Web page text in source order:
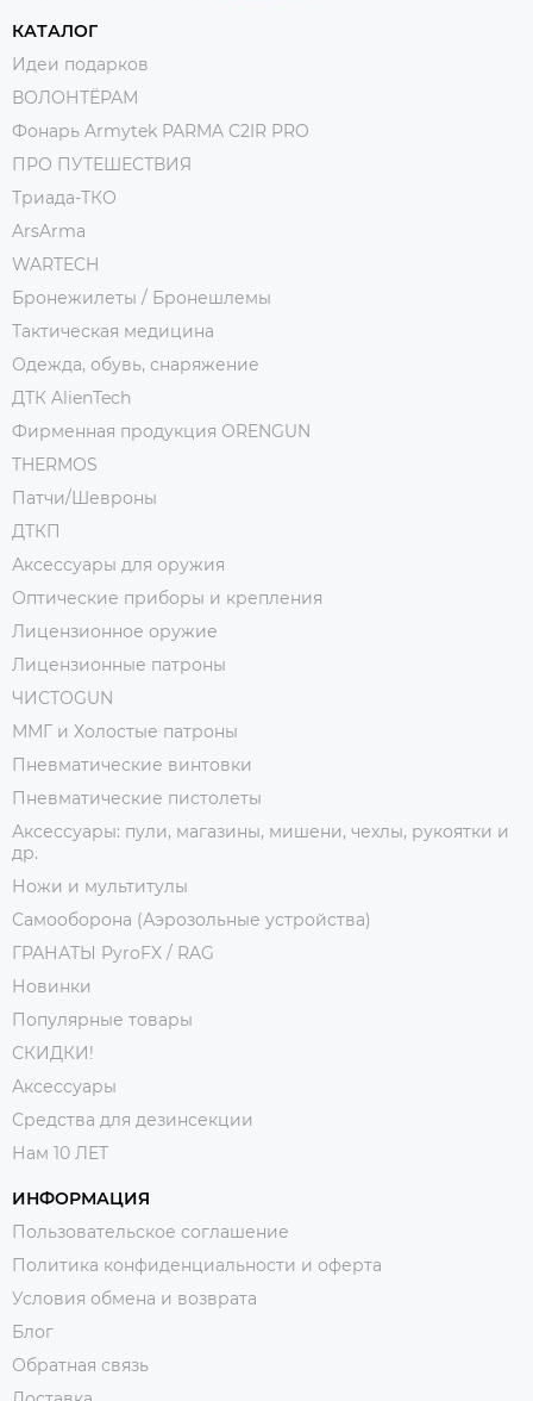
КАТАЛОГ
Идеи подарков
ВОЛОНТЁРАМ
Фонарь Armytek PARMA C2IR PRO
ПРО ПУТЕШЕСТВИЯ
Триада-ТКО
ArsArma
WARTECH
Бронежилеты / Бронешлемы
Тактическая медицина
Одежда, обувь, снаряжение
ДТК AlienTech
Фирменная продукция ORENGUN
THERMOS
Патчи/Шевроны
ДТКП
Аксессуары для оружия
Оптические приборы и крепления
Лицензионное оружие
Лицензионные патроны
ЧИСТОGUN
ММГ и Холостые патроны
Пневматические винтовки
Пневматические пистолеты
Аксессуары: пули, магазины, мишени, чехлы, рукоятки и
др.
Ножи и мультитулы
Самооборона (Аэрозольные устройства)
ГРАНАТЫ PyroFX / RAG
Новинки
Популярные товары
СКИДКИ!
Аксессуары
Средства для дезинсекции
Нам 10 ЛЕТ
ИНФОРМАЦИЯ
Пользовательское соглашение
Политика конфиденциальности и оферта
Условия обмена и возврата
Блог
Обратная связь